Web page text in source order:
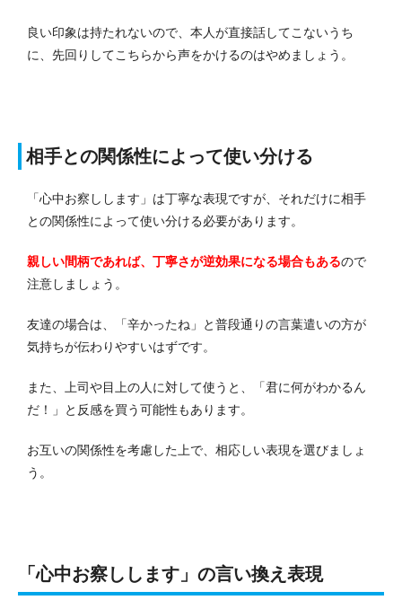
良い印象は持たれないので、本人が直接話してこないうち
に、先回りしてこちらから声をかけるのはやめましょう。
相手との関係性によって使い分ける
「心中お察しします」は丁寧な表現ですが、それだけに相手
との関係性によって使い分ける必要があります。
親しい間柄であれば、丁寧さが逆効果になる場合もあるので
注意しましょう。
友達の場合は、「辛かったね」と普段通りの言葉遣いの方が
気持ちが伝わりやすいはずです。
また、上司や目上の人に対して使うと、「君に何がわかるん
だ！」と反感を買う可能性もあります。
お互いの関係性を考慮した上で、相応しい表現を選びましょ
う。
「心中お察しします」の言い換え表現